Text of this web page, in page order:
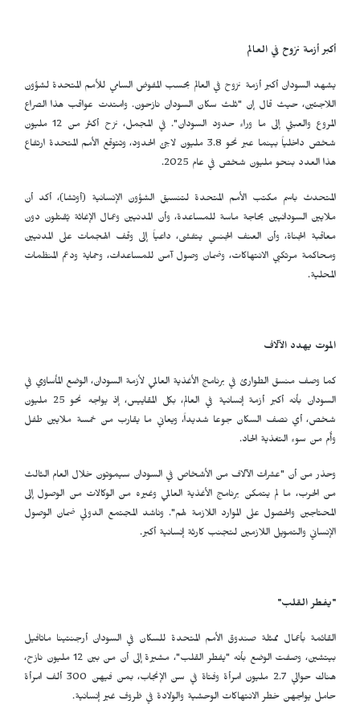
أكبر أزمة نزوح في العالم
يشهد السودان أكبر أزمة نزوح في العالم بحسب المفوض السامي للأمم المتحدة لشؤون
اللاجئين، حيث قال إن "ثلث سكان السودان نازحون. وامتدت عواقب هذا الصراع
المروع والعبثي إلى ما وراء حدود السودان". في المجمل، نزح أكثر من 12 مليون
شخص داخلياً بينما عبر نحو 3.8 مليون لاجئ الحدود، وتتوقع الأمم المتحدة ارتفاع
هذا العدد بنحو مليون شخص في عام 2025.
المتحدث باسم مكتب الأمم المتحدة لتنسيق الشؤون الإنسانية (أوتشا)، أكد أن
ملايين السودانيين بحاجة ماسة للمساعدة، وأن المدنيين وعمال الإغاثة يُقتلون دون
معاقبة الجناة، وأن العنف الجنسي يتفشى، داعياً إلى وقف الهجمات على المدنيين
ومحاكمة مرتكبي الانتهاكات، وضمان وصول آمن للمساعدات، وحماية ودعم المنظمات
المحلية.
الموت يهدد الآلاف
كما وصف منسق الطوارئ في برنامج الأغذية العالمي لأزمة السودان، الوضع المأساوي في
السودان بأنه أكبر أزمة إنسانية في العالم، بكل المقاييس، إذ يواجه نحو 25 مليون
شخص، أي نصف السكان جوعا شديداً، ويعاني ما يقارب من خمسة ملايين طفل
وأُم من سوء التغذية الحاد.
وحذر من أن "عشرات الآلاف من الأشخاص في السودان سيموتون خلال العام الثالث
من الحرب، ما لم يتمكن برنامج الأغذية العالمي وغيره من الوكالات من الوصول إلى
المحتاجين والحصول على الموارد اللازمة لهم". وناشد المجتمع الدولي ضمان الوصول
الإنساني والتمويل اللازمين لتجنب كارثة إنسانية أكبر.
"يفطر القلب"
القائمة بأعمال ممثلة صندوق الأمم المتحدة للسكان في السودان أرجنتينا ماتافيل
بيتشين، وصفت الوضع بأنه "يفطر القلب"، مشيرة إلى أن من بين 12 مليون نازح،
هناك حوالي 2.7 مليون امرأة وفتاة في سن الإنجاب، بمن فيهن 300 ألف امرأة
حامل يواجهن خطر الانتهاكات الوحشية والولادة في ظروف غير إنسانية.